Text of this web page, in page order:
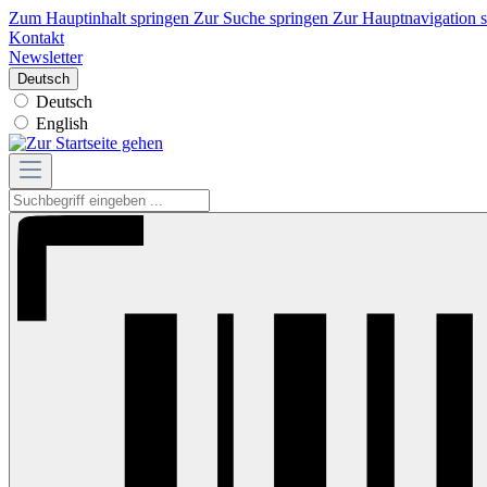
Zum Hauptinhalt springen Zur Suche springen Zur Hauptnavigation
Kontakt
Newsletter
Deutsch
Deutsch
English